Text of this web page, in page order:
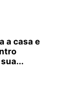
a casa e